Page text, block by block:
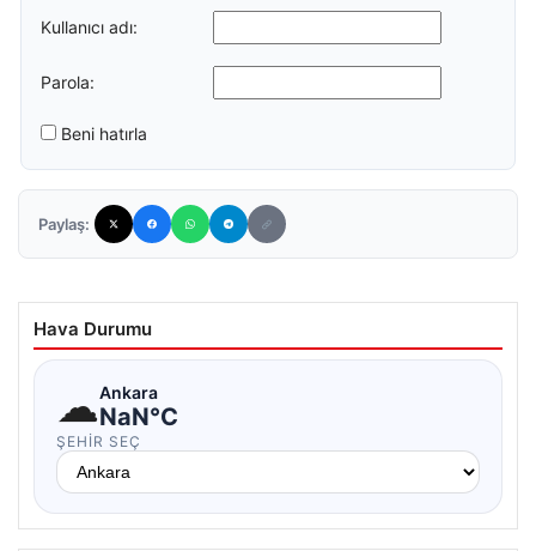
Kullanıcı adı:
Parola:
Beni hatırla
Paylaş:
Hava Durumu
☁Ankara
NaN°C
ŞEHIR SEÇ